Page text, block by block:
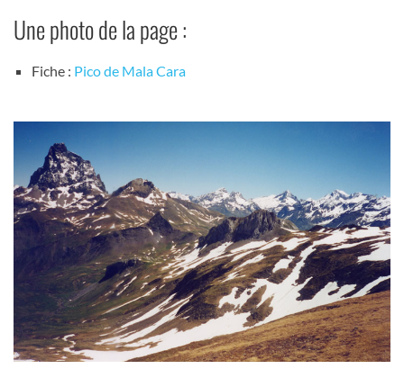
Une photo de la page :
Fiche : Pico de Mala Cara